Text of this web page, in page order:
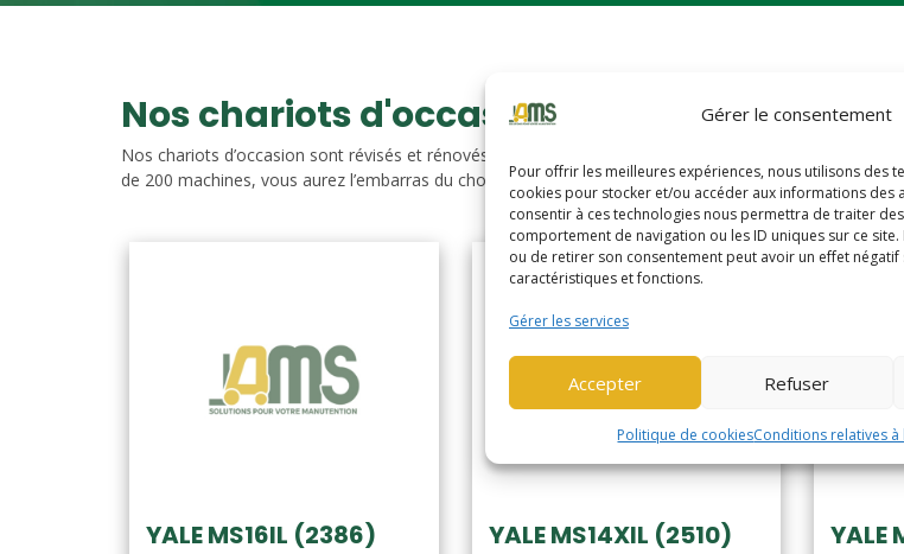
Gérer le consentement
Pour offrir les meilleures expériences, nous utilisons des
cookies pour stocker et/ou accéder aux informations des
consentir à ces technologies nous permettra de traiter
comportement de navigation ou les ID uniques sur ce
ou de retirer son consentement peut avoir un effet négatif
caractéristiques et fonctions.
Gérer les services
Accepter Refuser
Politique de cookiesConditions relatives à
Nos chariots d'occasion
Nos chariots d’occasion sont révisés et rénovés. Vous trouverez ci-dessous notre catalogue de
de 200 machines, vous aurez l’embarras du choix. Nos chariots sont révisés, reconditionnés,
YALE MS16IL (2386) YALE MS14XIL (2510) YALE